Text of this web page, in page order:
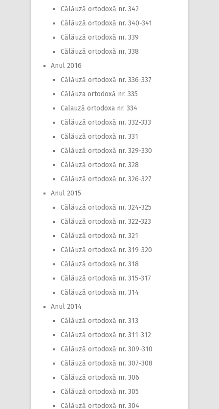
Călăuză ortodoxă nr. 342
Călăuză ortodoxă nr. 340-341
Călăuză ortodoxă nr. 339
Călăuză ortodoxă nr. 338
Anul 2016
Călăuză ortodoxă nr. 336-337
Călăuza ortodoxă nr. 335
Calauză ortodoxa nr. 334
Călăuză ortodoxă nr. 332-333
Călăuză ortodoxă nr. 331
Călăuză ortodoxă nr. 329-330
Călăuză ortodoxă nr. 328
Călăuză ortodoxă nr. 326-327
Anul 2015
Călăuză ortodoxă nr. 324-325
Călăuză ortodoxă nr. 322-323
Călăuză ortodoxă nr. 321
Călăuză ortodoxă nr. 319-320
Călăuză ortodoxă nr. 318
Călăuză ortodoxă nr. 315-317
Călăuză ortodoxă nr. 314
Anul 2014
Călăuză ortodoxă nr. 313
Călăuză ortodoxă nr. 311-312
Călăuză ortodoxă nr. 309-310
Călăuză ortodoxă nr. 307-308
Călăuză ortodoxă nr. 306
Călăuză ortodoxă nr. 305
Călăuză ortodoxă nr. 304